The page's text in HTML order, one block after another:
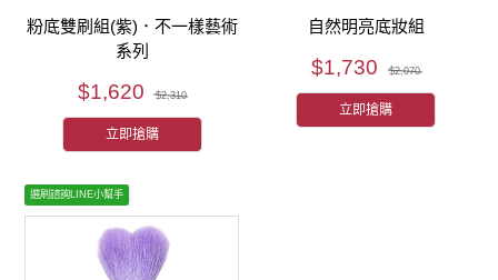
粉底雙刷組(紫)．不一樣藝術
系列
$1,620 $2,310
立即搶購
自然明亮底妝組
$1,730 $2,070
立即搶購
選刷諮詢LINE小幫手